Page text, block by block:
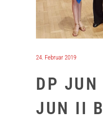
24. Februar 2019
DP
JUN II